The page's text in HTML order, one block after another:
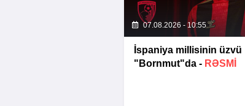
07.08.2026 - 10:55
İspaniya millisinin üzvü
"Bornmut"da - RƏSMİ